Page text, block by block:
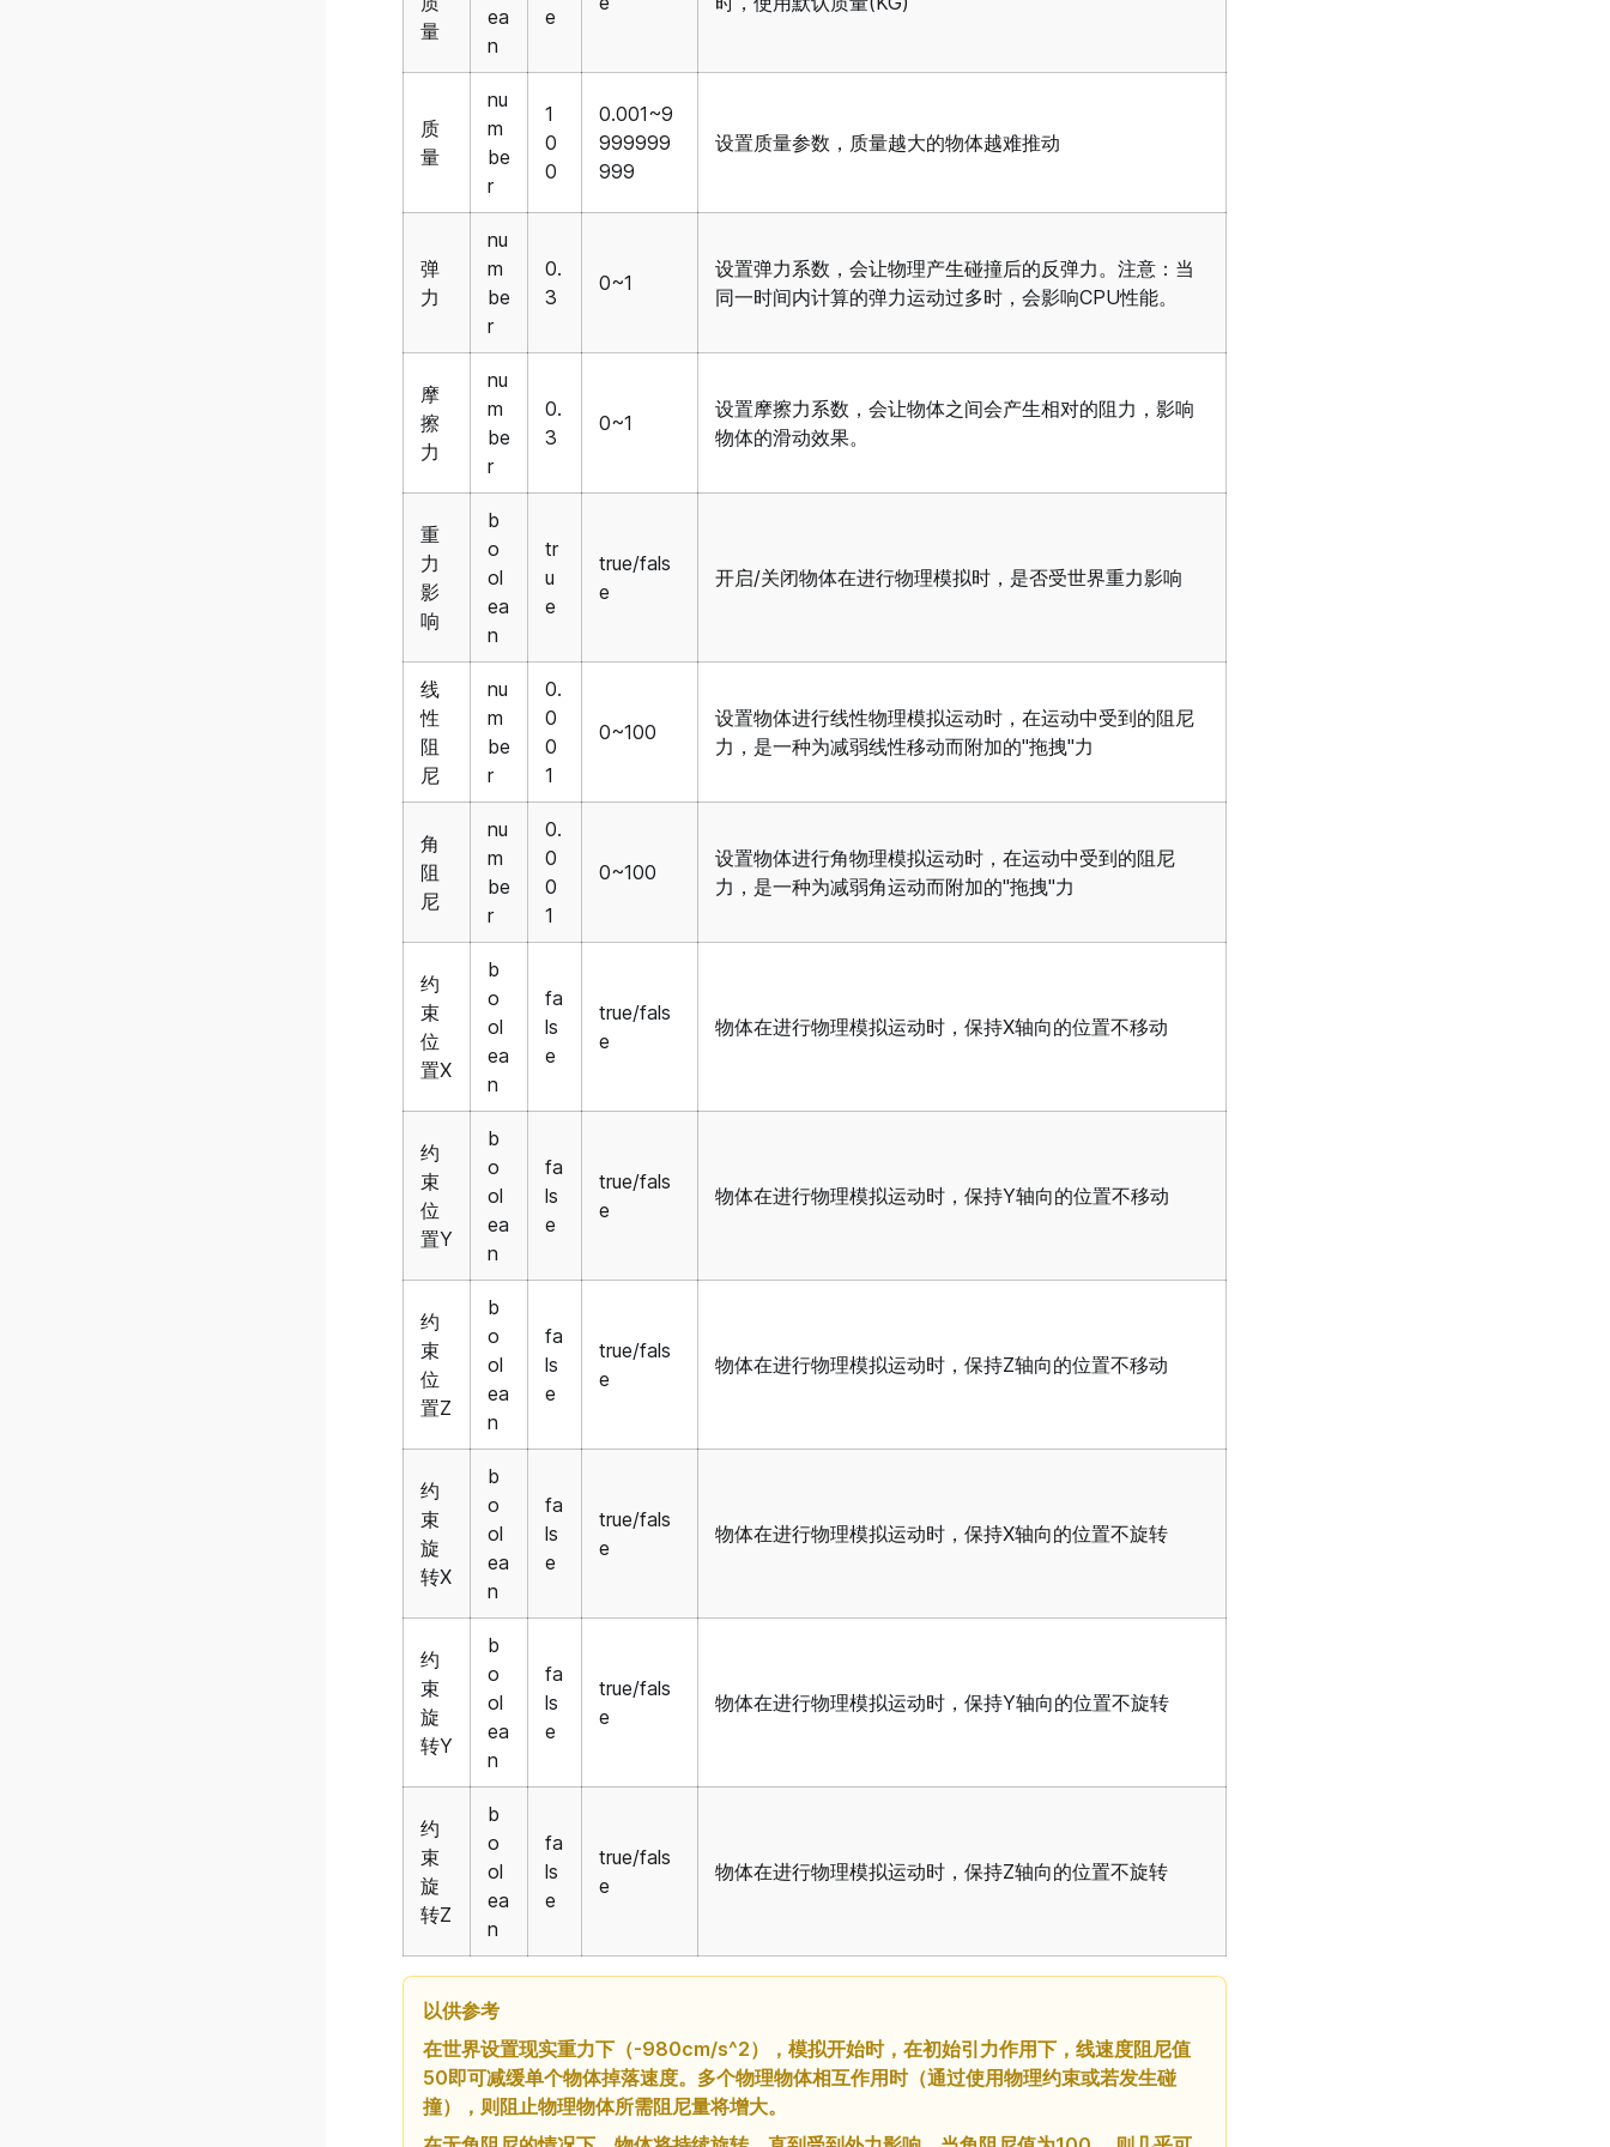
量
ea
n
e
质
量
nu
m
be
r
1
0
0
0.001~9
999999
999
设置质量参数，质量越大的物体越难推动
弹
力
nu
m
be
r
0.
3
0~1
设置弹力系数，会让物理产生碰撞后的反弹力。注意：当
同一时间内计算的弹力运动过多时，会影响CPU性能。
摩
擦
力
nu
m
be
r
0.
3
0~1
设置摩擦力系数，会让物体之间会产生相对的阻力，影响
物体的滑动效果。
重
力
影
响
b
o
ol
ea
n
tr
u
e
true/fals
e
开启/关闭物体在进行物理模拟时，是否受世界重力影响
线
性
阻
尼
nu
m
be
r
0.
0
0
1
0~100
设置物体进行线性物理模拟运动时，在运动中受到的阻尼
力，是一种为减弱线性移动而附加的"拖拽"力
角
阻
尼
nu
m
be
r
0.
0
0
1
0~100
设置物体进行角物理模拟运动时，在运动中受到的阻尼
力，是一种为减弱角运动而附加的"拖拽"力
约
束
位
置X
b
o
ol
ea
n
fa
ls
e
true/fals
e
物体在进行物理模拟运动时，保持X轴向的位置不移动
约
束
位
置Y
b
o
ol
ea
n
fa
ls
e
true/fals
e
物体在进行物理模拟运动时，保持Y轴向的位置不移动
约
束
位
置Z
b
o
ol
ea
n
fa
ls
e
true/fals
e
物体在进行物理模拟运动时，保持Z轴向的位置不移动
约
束
旋
转X
b
o
ol
ea
n
fa
ls
e
true/fals
e
物体在进行物理模拟运动时，保持X轴向的位置不旋转
约
束
旋
转Y
b
o
ol
ea
n
fa
ls
e
true/fals
e
物体在进行物理模拟运动时，保持Y轴向的位置不旋转
约
束
旋
转Z
b
o
ol
ea
n
fa
ls
e
true/fals
e
物体在进行物理模拟运动时，保持Z轴向的位置不旋转
以供参考
在世界设置现实重力下（-980cm/s^2），模拟开始时，在初始引力作用下，线速度阻尼值
50即可减缓单个物体掉落速度。多个物理物体相互作用时（通过使用物理约束或若发生碰
撞），则阻止物理物体所需阻尼量将增大。